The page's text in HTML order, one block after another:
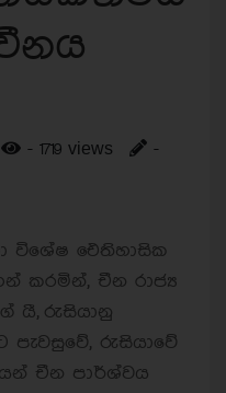
- 1719 views
-
විශේෂ ඓතිහාසික
කරමින්, චීන රාජ්‍ය
යී, රුසියානු
පැවසුවේ, රුසියාවේ
චීන පාර්ශ්වය